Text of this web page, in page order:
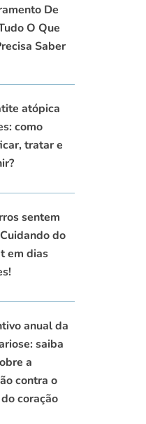
De
O Que
Saber
atópica
como
tratar e
sentem
do
em dias
anual da
saiba
a
contra o
coração